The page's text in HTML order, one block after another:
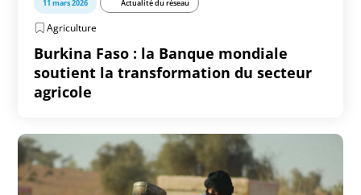
11 mars 2026 Actualité du réseau
Agriculture
Burkina Faso : la Banque mondiale
soutient la transformation du secteur
agricole